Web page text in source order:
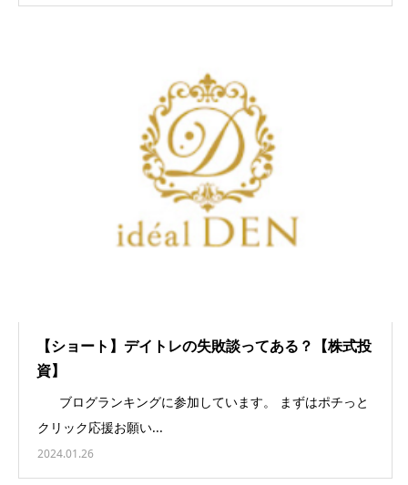
【ショート】デイトレの失敗談ってある？【株式投
資】
ブログランキングに参加しています。 まずはポチっと
クリック応援お願い...
2024.01.26